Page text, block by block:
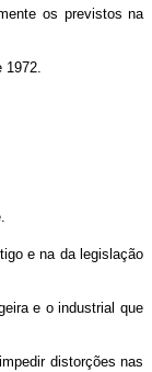
os previstos na
1972.
e na da legislação
e o industrial que
distorções nas